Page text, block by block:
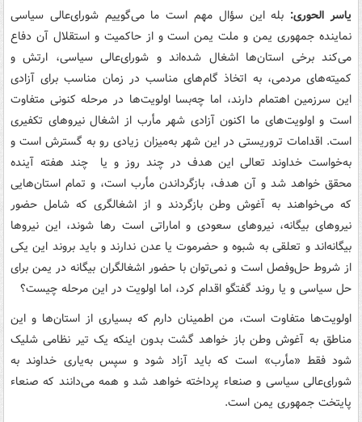
یاسر الحوری: بله این سؤال مهم است ما می‌گوییم شورای‌عالی سیاسی
نماینده جمهوری یمن و ملت یمن است و از حاکمیت و استقلال آن دفاع
می‌کند برخی استان‌ها اشغال شده‌اند و شورای‌عالی سیاسی، ارتش و
کمیته‌های مردمی، به اتخاذ گام‌های مناسب در زمان مناسب برای آزادی
این سرزمین اهتمام دارند، اما چه‌بسا اولویت‌ها در مرحله کنونی متفاوت
است و اولویت‌های ما اکنون آزادی شهر مأرب از اشغال نیروهای تکفیری
است. اقدامات تروریستی در این شهر به‌میزان زیادی رو به گسترش است و
به‌خواست خداوند تعالی این هدف در چند روز و یا چند هفته آینده
محقق خواهد شد و آن هدف، بازگرداندن مأرب است، و تمام استان‌هایی
که می‌خواهند به آغوش وطن بازگردند و از اشغالگری که شامل حضور
نیروهای بیگانه، نیروهای سعودی و اماراتی است رها شوند، این نیروها
بیگانه‌اند و تعلقی به شبوه و حضرموت یا عدن ندارند و باید بروند این یکی
از شروط حل‌وفصل است و نمی‌توان با حضور اشغالگران بیگانه در یمن برای
حل سیاسی و یا روند گفتگو اقدام کرد، اما اولویت در این مرحله چیست؟
اولویت‌ها متفاوت است، من اطمینان دارم که بسیاری از استان‌ها و این
مناطق به آغوش وطن باز خواهد گشت بدون اینکه یک تیر نظامی شلیک
شود فقط «مأرب» است که باید آزاد شود و سپس به‌یاری خداوند به
شورای‌عالی سیاسی و صنعاء پرداخته خواهد شد و همه می‌دانند که صنعاء
پایتخت جمهوری یمن است.